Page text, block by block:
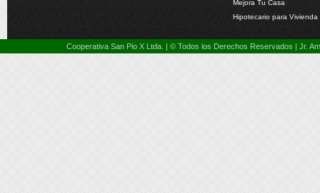
Mejora Tu Casa
Hipotecario para Vivienda
Cooperativa San Pio X Ltda. | © Todos los Derechos Reservados | Jr.